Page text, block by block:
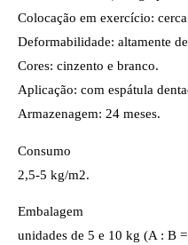
Colocação em exercício:
Deformabilidade: altamente
Cores: cinzento e branco.
Aplicação: com espátula
Armazenagem: 24 meses.
Consumo
2,5-5 kg/m2.
Embalagem
unidades de 5 e 10 kg (A : B